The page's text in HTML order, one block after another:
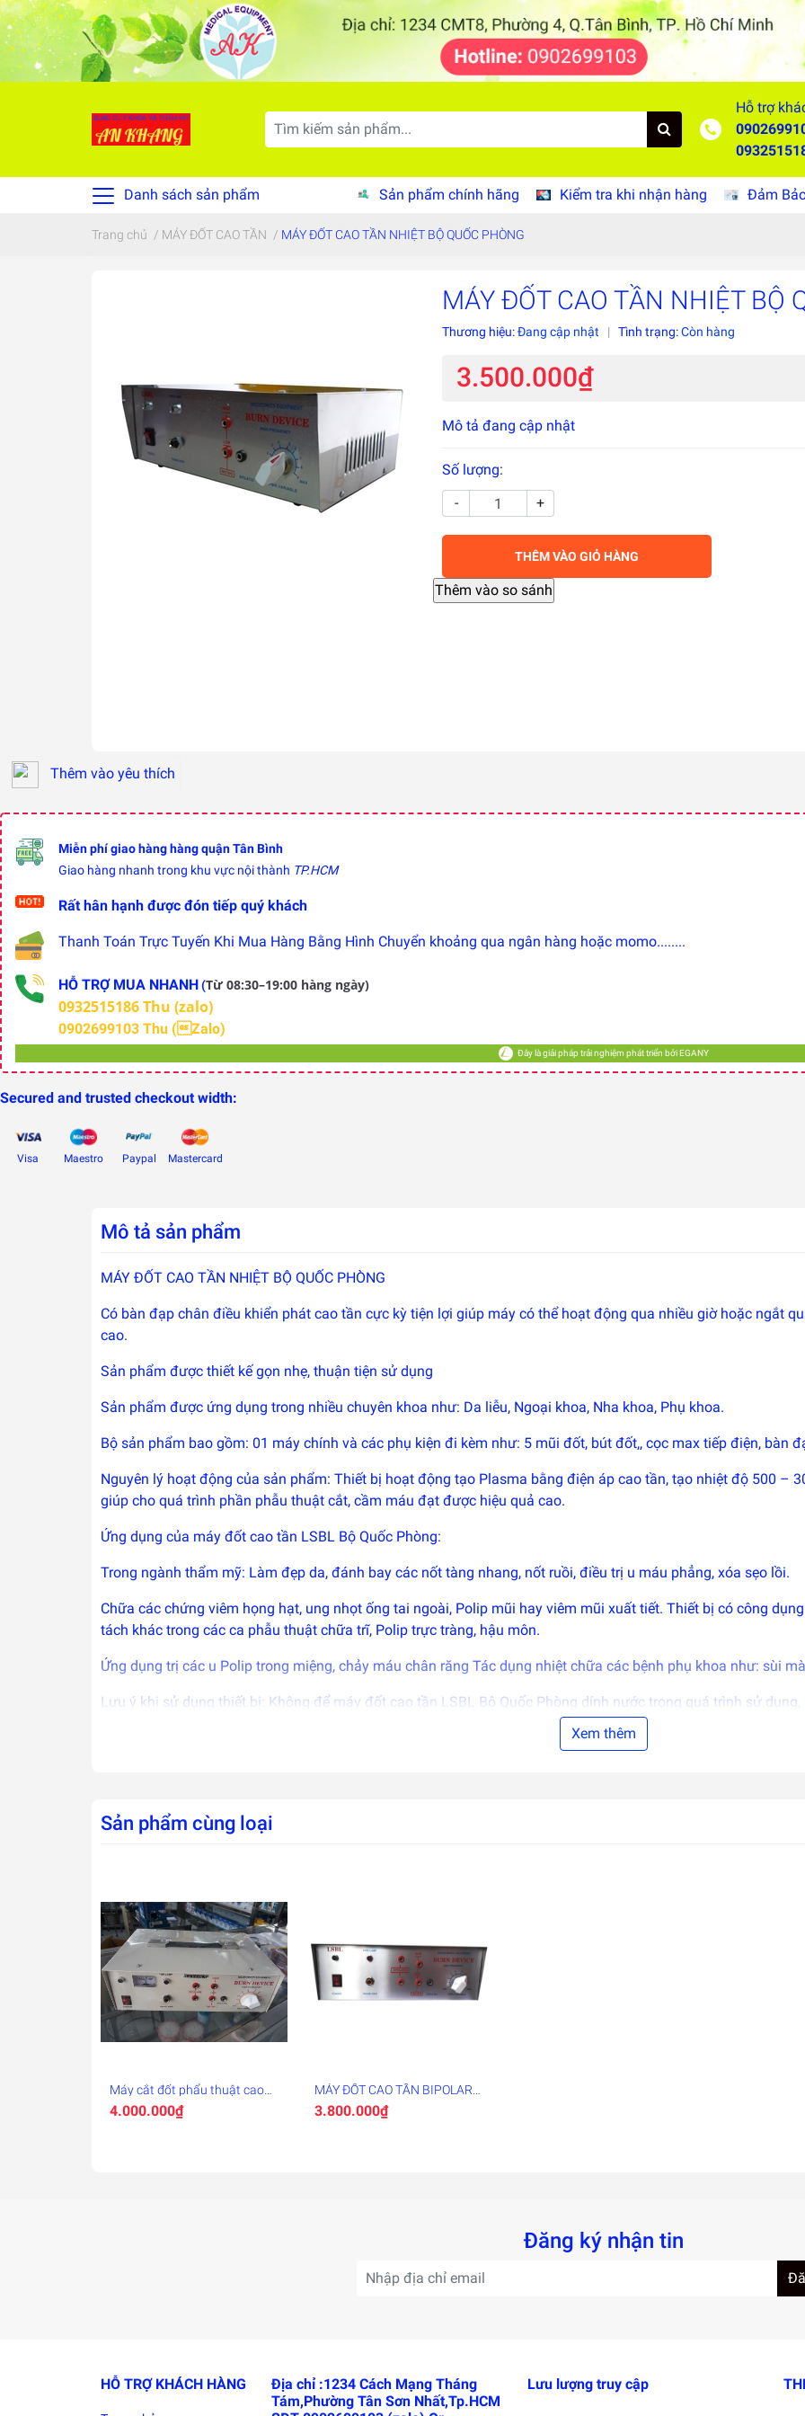
Hỗ trợ
Danh sách sản phẩm Sản phẩm chính hãng Kiểm tra khi nhận hàng Đảm
Trang chủ / MÁY ĐỐT CAO TẦN / MÁY ĐỐT CAO TẦN NHIỆT BỘ QUỐC PHÒNG
MÁY ĐỐT CAO TẦN NHIỆT BỘ
Thương hiệu:Đang cập nhật | Tình trạng:Còn hàng
3.500.000₫
Mô tả đang cập nhật
Số lượng:
-
+
THÊM VÀO GIỎ HÀNG
Thêm vào yêu thích
Miễn phí giao hàng hàng quận Tân Bình
Giao hàng nhanh trong khu vực nội thành TP.HCM
Rất hân hạnh được đón tiếp quý khách
Thanh Toán Trực Tuyến Khi Mua Hàng Bằng Hình Chuyển khoảng qua ngân hàng hoặc momo........
HỖ TRỢ MUA NHANH(Từ 08:30–19:00 hàng ngày)
0932515186 Thu (zalo)
0902699103 Thu (Zalo)
Đây là giải pháp trải nghiệm phát triển bởi EGANY
Secured and trusted checkout width:
Visa Maestro Paypal Mastercard
Mô tả sản phẩm
MÁY ĐỐT CAO TẦN NHIỆT BỘ QUỐC PHÒNG
Có bàn đạp chân điều khiển phát cao tần cực kỳ tiện lợi giúp máy có thể hoạt động qua nhiều giờ hoặc ngắt
cao.
Sản phẩm được thiết kế gọn nhẹ, thuận tiện sử dụng
Sản phẩm được ứng dụng trong nhiều chuyên khoa như: Da liễu, Ngoại khoa, Nha khoa, Phụ khoa.
Bộ sản phẩm bao gồm: 01 máy chính và các phụ kiện đi kèm như: 5 mũi đốt, bút đốt,, cọc max tiếp điện, bàn
Nguyên lý hoạt động của sản phẩm: Thiết bị hoạt động tạo Plasma bằng điện áp cao tần, tạo nhiệt độ 500 –
giúp cho quá trình phần phẫu thuật cắt, cầm máu đạt được hiệu quả cao.
Ứng dụng của máy đốt cao tần LSBL Bộ Quốc Phòng:
Trong ngành thẩm mỹ: Làm đẹp da, đánh bay các nốt tàng nhang, nốt ruồi, điều trị u máu phẳng, xóa sẹo lồi.
Chữa các chứng viêm họng hạt, ung nhọt ống tai ngoài, Polip mũi hay viêm mũi xuất tiết. Thiết bị có công
tách khác trong các ca phẫu thuật chữa trĩ, Polip trực tràng, hậu môn.
Ứng dụng trị các u Polip trong miệng, chảy máu chân răng Tác dụng nhiệt chữa các bệnh phụ khoa như: sùi
Lưu ý khi sử dụng thiết bị: Không để máy đốt cao tần LSBL Bộ Quốc Phòng dính nước trong quá trình sử dụng,
Máy đốt cao tần LSBL là thiết bị được nghiên cứu bởi Bộ quốc phòng phục vụ cho y học nên có thể hoàn toàn
Xem thêm
Sản phẩm cùng loại
Máy cắt đốt phẩu thuật cao
tần Bayoka 100W
4.000.000₫
MÁY ĐỐT CAO TẦN BIPOLARE
LSBL
3.800.000₫
Đăng ký nhận tin
HỖ TRỢ KHÁCH HÀNG
Địa chỉ :1234 Cách Mạng Tháng
Tám,Phường Tân Sơn Nhất,Tp.HCM
Lưu lượng truy cập